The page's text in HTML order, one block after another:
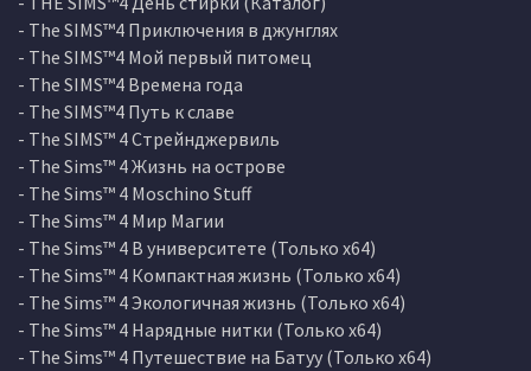
- The SIMS™4 Приключения в джунглях
- The SIMS™4 Мой первый питомец
- The SIMS™4 Времена года
- The SIMS™4 Путь к славе
- The SIMS™ 4 Стрейнджервиль
- The Sims™ 4 Жизнь на острове
- The Sims™ 4 Moschino Stuff
- The Sims™ 4 Мир Магии
- The Sims™ 4 В университете (Только х64)
- The Sims™ 4 Компактная жизнь (Только х64)
- The Sims™ 4 Экологичная жизнь (Только х64)
- The Sims™ 4 Нарядные нитки (Только х64)
- The Sims™ 4 Путешествие на Батуу (Только х64)